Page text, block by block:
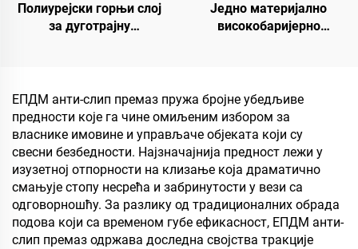
Полиурејски горњи слој
за дуготрајну
Једно материјално
високобаријерно
као што су чај, кафа,
ореви, чоколаде, пецири
и зачини
ЕПДМ анти-слип премаз пружа бројне убедљиве
предности које га чине омиљеним избором за
власнике имовине и управљаче објеката који су
свесни безбедности. Најзначајнија предност лежи у
изузетној отпорности на клизање која драматично
смањује стопу несрећа и забринутости у вези са
одговорношћу. За разлику од традиционалних обрада
подова који са временом губе ефикасност, ЕПДМ анти-
слип премаз одржава доследна својства тракције